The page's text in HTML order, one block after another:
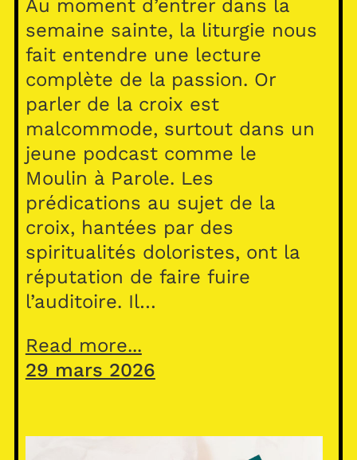
Au moment d’entrer dans la
semaine sainte, la liturgie nous
fait entendre une lecture
complète de la passion. Or
parler de la croix est
malcommode, surtout dans un
jeune podcast comme le
Moulin à Parole. Les
prédications au sujet de la
croix, hantées par des
spiritualités doloristes, ont la
réputation de faire fuire
l’auditoire. Il…
Read more...
29 mars 2026